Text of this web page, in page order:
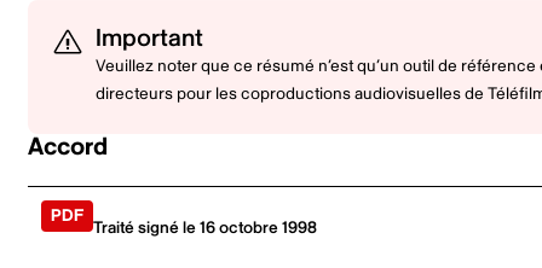
Important
Veuillez noter que ce résumé n’est qu’un outil de
directeurs pour les coproductions audiovisuelles de
Accord
Traité signé le 16 octobre 1998